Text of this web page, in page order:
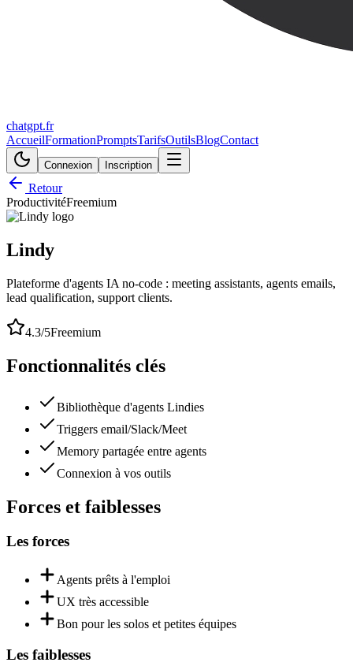
chatgpt.fr
AccueilFormationPromptsTarifsOutilsBlogContact
Connexion Inscription
Retour
ProductivitéFreemium
Lindy
Plateforme d'agents IA no-code : meeting assistants, agents emails,
lead qualification, support clients.
4.3/5Freemium
Fonctionnalités clés
Bibliothèque d'agents Lindies
Triggers email/Slack/Meet
Memory partagée entre agents
Connexion à vos outils
Forces et faiblesses
Les forces
Agents prêts à l'emploi
UX très accessible
Bon pour les solos et petites équipes
Les faiblesses